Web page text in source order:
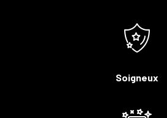
Soigneux